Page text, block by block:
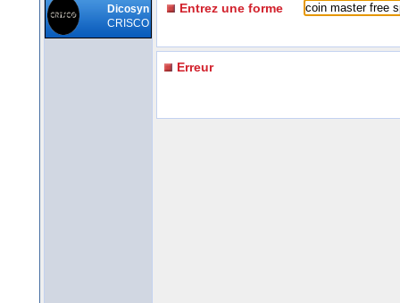
Dicosyn
CRISCO
Entrez une forme
Erreur